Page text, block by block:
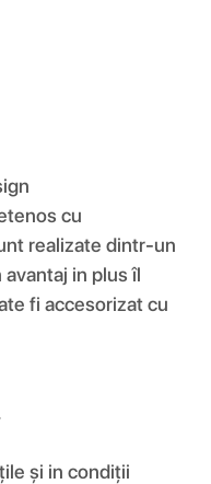
cu
realizate dintr-un
in plus îl
fi accesorizat cu
și in condiții